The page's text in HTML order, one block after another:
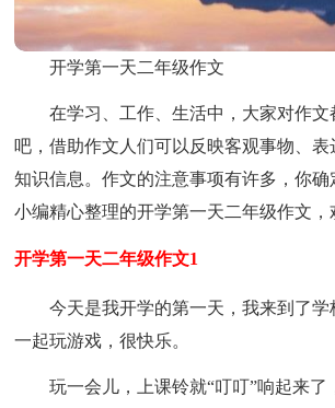
开学第一天二年级作文
在学习、工作、生活中，大家对作文
吧，借助作文人们可以反映客观事物、
知识信息。作文的注意事项有许多，你
小编精心整理的开学第一天二年级作文，
开学第一天二年级作文1
今天是我开学的第一天，我来到了
一起玩游戏，很快乐。
玩一会儿，上课铃就“叮叮”响起来了